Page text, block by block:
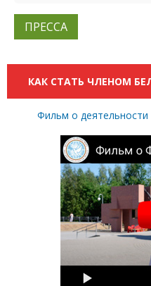
ПРЕССА
КАК СТАТЬ ЧЛЕНОМ
Фильм о